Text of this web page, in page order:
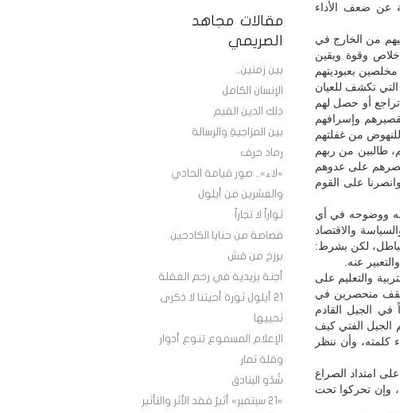
مقالات مجاهد
الصريمي
بين زمنين..
الإنسان الكامل
ذلك الدين القيم
بين المزاجيةِ والرسالة
رماد حرف
«لاء».. صور قيامة الحادي
والعشرين من أيلول
ثواراً لا تجاراً
قصاصة من حنايا الكادحين
برزخ من قش
أجنة يزيدية في رحم الغفلة
21 أيلول ثورة أحيتنا لا ذكرى
نحييها
الإعلام المسموع تنوع أدوار
وقلة ثمار
شَدْو البنادق
«21 سبتمبر» أثيرٌ فقد الأثر والتأثير
عن ضعف الأداء
من الخارج في
وقوة ويقين
بعبوديتهم
التي تكشف للعيان
أو حصل لهم
وإسرافهم
من غفلتهم
طالبين من ربهم
على عدوهم
على القوم
ووضوحه في أي
والاقتصاد
لكن بشرط:
عنه.
والتعليم على
منحصرين في
في الجيل القادم
الجيل الفتي كيف
كلمته، وأن ننظر
امتداد الصراع
وإن تحركوا تحت